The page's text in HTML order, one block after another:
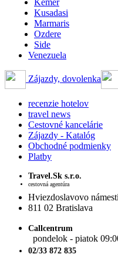
Kemer
Kusadasi
Marmaris
Ozdere
Side
Venezuela
Zájazdy, dovolenka
recenzie hotelov
travel news
Cestovné kancelárie
Zájazdy - Katalóg
Obchodné podmienky
Platby
Travel.Sk s.r.o.
cestovná agentúra
Hviezdoslavovo
811 02 Bratislava
Callcentrum
pondelok - piatok
02/33 872 835